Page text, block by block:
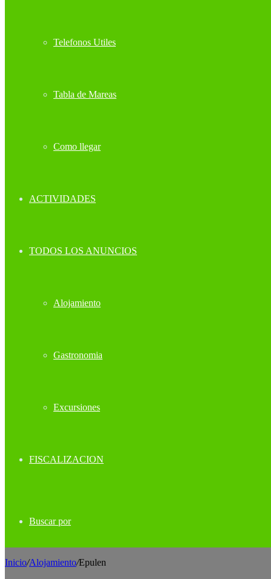
Telefonos Utiles
Tabla de Mareas
Como llegar
ACTIVIDADES
TODOS LOS ANUNCIOS
Alojamiento
Gastronomia
Excursiones
FISCALIZACION
Buscar por
Inicio/Alojamiento/Epulen